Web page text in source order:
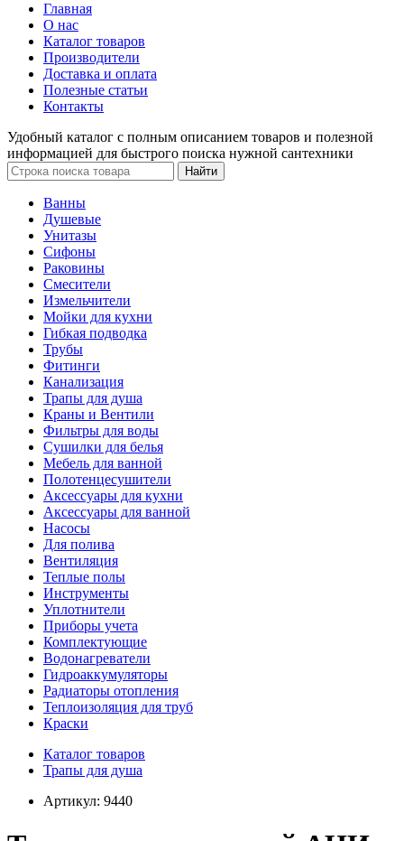
Главная
О нас
Каталог товаров
Производители
Доставка и оплата
Полезные статьи
Контакты
Удобный каталог с полным описанием товаров и полезной
информацией для быстрого поиска нужной сантехники
Ванны
Душевые
Унитазы
Сифоны
Раковины
Смесители
Измельчители
Мойки для кухни
Гибкая подводка
Трубы
Фитинги
Канализация
Трапы для душа
Краны и Вентили
Фильтры для воды
Сушилки для белья
Мебель для ванной
Полотенцесушители
Аксессуары для кухни
Аксессуары для ванной
Насосы
Для полива
Вентиляция
Теплые полы
Инструменты
Уплотнители
Приборы учета
Комплектующие
Водонагреватели
Гидроаккумуляторы
Радиаторы отопления
Теплоизоляция для труб
Краски
Каталог товаров
Трапы для душа
Артикул: 9440